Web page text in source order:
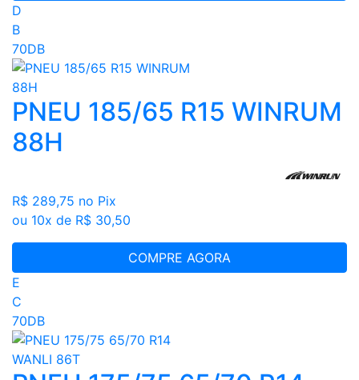
D
B
70DB
PNEU 185/65 R15 WINRUM
88H
R$ 289,75 no Pix
ou 10x de R$ 30,50
COMPRE AGORA
E
C
70DB